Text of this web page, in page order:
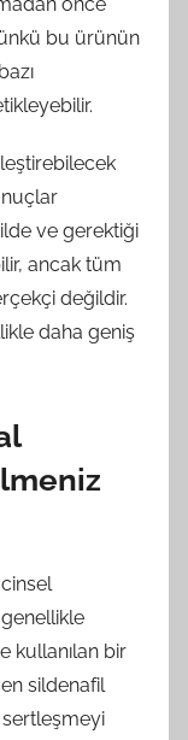
bu ürünün
ve gerektiği
ancak tüm
değildir.
daha geniş
kullanılan bir
sildenafil
sertleşmeyi